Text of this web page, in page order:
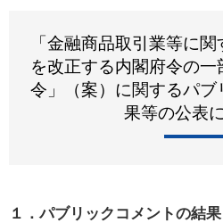
「金融商品取引業等に
を改正する内閣府令の
令」（案） に関するパブ
果等の公表
１．パブリックコメントの結果